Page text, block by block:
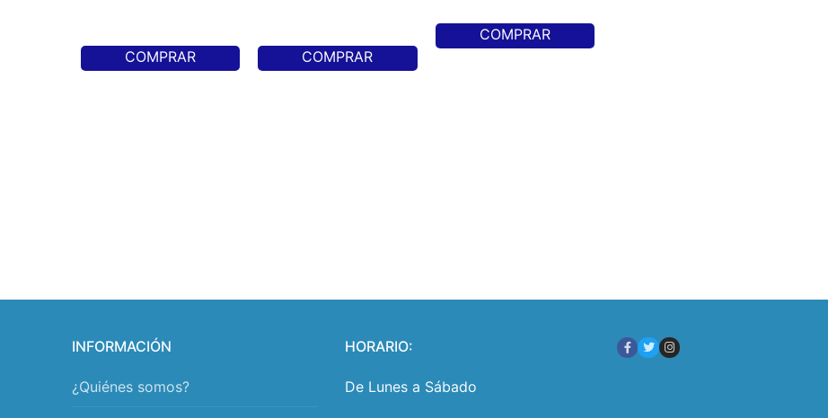
COMPRAR COMPRAR
COMPRAR
INFORMACIÓN
¿Quiénes somos?
HORARIO:
De Lunes a Sábado